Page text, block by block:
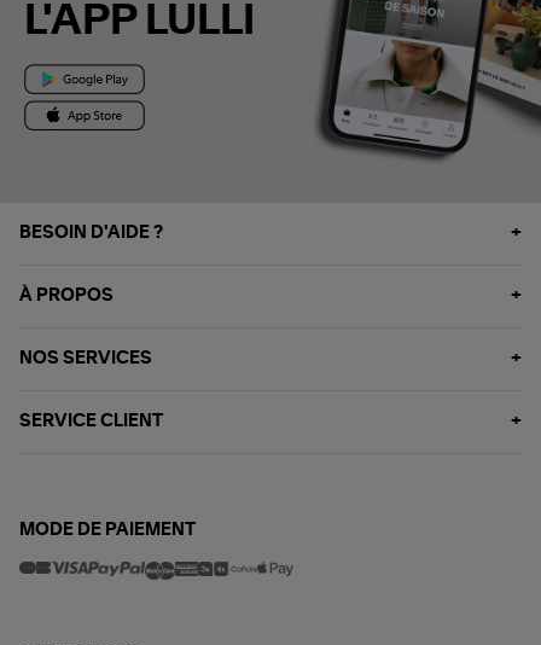
L'APP LULLI
BESOIN D'AIDE ?
À PROPOS
NOS SERVICES
SERVICE CLIENT
MODE DE PAIEMENT